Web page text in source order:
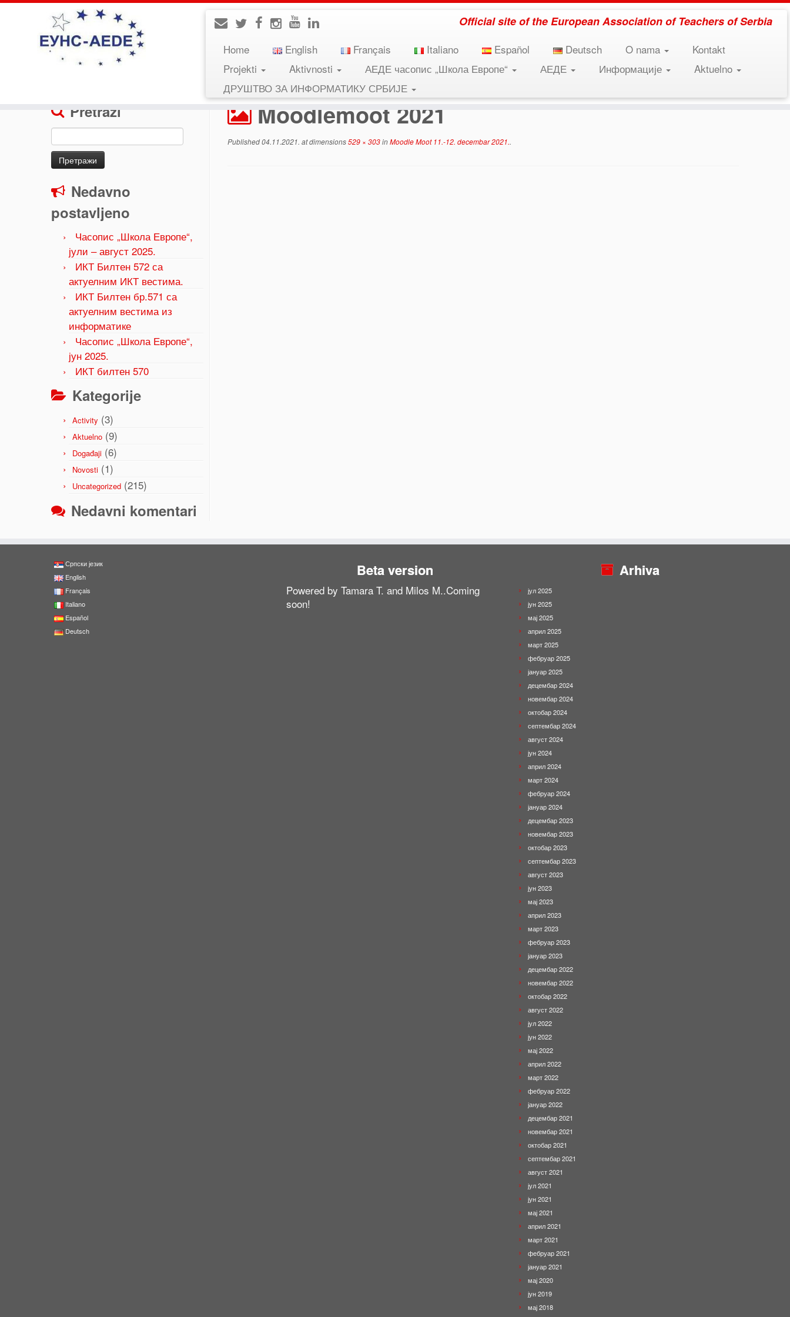
Official site of the European Association of Teachers of Serbia
Home English Français Italiano Español Deutsch O nama
Kontakt
Projekti
Aktivnosti АЕДЕ часопис „Школа Европе“ АЕДЕ Информације
Aktuelno
ДРУШТВО ЗА ИНФОРМАТИКУ СРБИЈЕ
Moodle Moot 11.-12. decembar 2021. » Moodlemoot 2021
Pretraži
Претрага
за:
Nedavno
postavljeno
Часопис „Школа Европе“,
јули – август 2025.
ИКТ Билтен 572 са
актуелним ИКТ вестима.
ИКТ Билтен бр.571 са
актуелним вестима из
информатике
Часопис „Школа Европе“,
јун 2025.
ИКТ билтен 570
Kategorije
Activity (3)
Aktuelno (9)
Događaji (6)
Novosti (1)
Uncategorized (215)
Nedavni komentari
Moodlemoot 2021
Published04.11.2021. at dimensions529 × 303inMoodle Moot 11.-12. decembar 2021..
Српски језик
English
Français
Italiano
Español
Deutsch
Beta version
Powered by Tamara T. and Milos M..Coming
soon!
Arhiva
јул 2025
јун 2025
мај 2025
април 2025
март 2025
фебруар 2025
јануар 2025
децембар 2024
новембар 2024
октобар 2024
септембар 2024
август 2024
јун 2024
април 2024
март 2024
фебруар 2024
јануар 2024
децембар 2023
новембар 2023
октобар 2023
септембар 2023
август 2023
јун 2023
мај 2023
април 2023
март 2023
фебруар 2023
јануар 2023
децембар 2022
новембар 2022
октобар 2022
август 2022
јул 2022
јун 2022
мај 2022
април 2022
март 2022
фебруар 2022
јануар 2022
децембар 2021
новембар 2021
октобар 2021
септембар 2021
август 2021
јул 2021
јун 2021
мај 2021
април 2021
март 2021
фебруар 2021
јануар 2021
мај 2020
јун 2019
мај 2018